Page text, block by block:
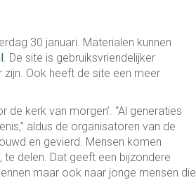
30 januari. Materialen kunnen
. De site is gebruiksvriendelijker
Ook heeft de site een meer
kerk van morgen’. “Al generaties
aldus de organisatoren van de
en gevierd. Mensen komen
delen. Dat geeft een bijzondere
maar ook naar jonge mensen die